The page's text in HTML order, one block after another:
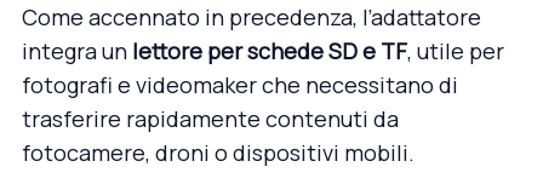
Come accennato in precedenza, l’adattatore
integra un lettore per schede SD e TF, utile per
fotografi e videomaker che necessitano di
trasferire rapidamente contenuti da
fotocamere, droni o dispositivi mobili.